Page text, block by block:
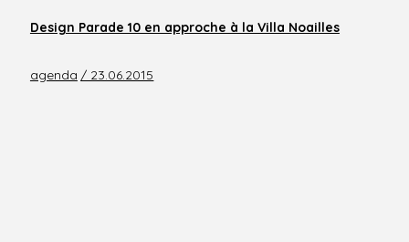
Design Parade 10 en approche à la Villa Noailles
agenda / 23.06.2015